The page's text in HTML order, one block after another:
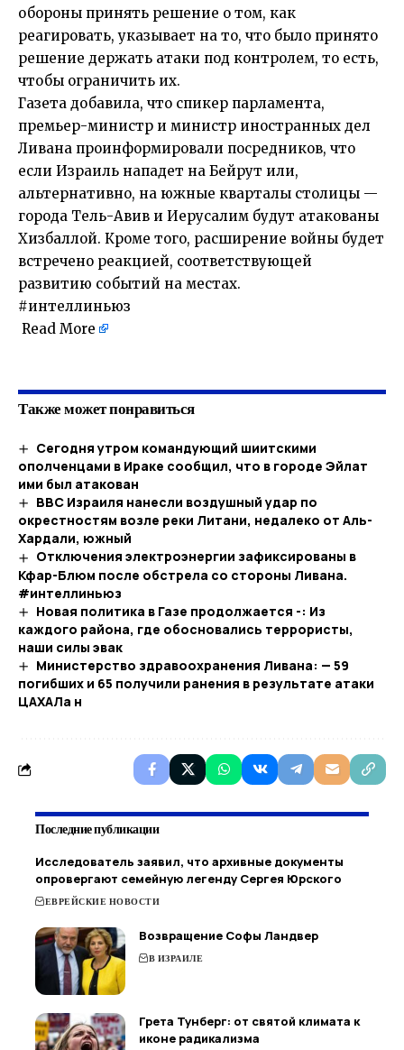
обороны принять решение о том, как
реагировать, указывает на то, что было принято
решение держать атаки под контролем, то есть,
чтобы ограничить их.
Газета добавила, что спикер парламента,
премьер-министр и министр иностранных дел
Ливана проинформировали посредников, что
если Израиль нападет на Бейрут или,
альтернативно, на южные кварталы столицы —
города Тель-Авив и Иерусалим будут атакованы
Хизбаллой. Кроме того, расширение войны будет
встречено реакцией, соответствующей
развитию событий на местах.
#интеллиньюз
Read More
Также может понравиться
Сегодня утром командующий шиитскими
ополченцами в Ираке сообщил, что в городе Эйлат
ими был атакован
ВВС Израиля нанесли воздушный удар по
окрестностям возле реки Литани, недалеко от Аль-
Хардали, южный
Отключения электроэнергии зафиксированы в
Кфар-Блюм после обстрела со стороны Ливана.
#интеллиньюз
Новая политика в Газе продолжается -: Из
каждого района, где обосновались террористы,
наши силы эвак
Министерство здравоохранения Ливана: — 59
погибших и 65 получили ранения в результате атаки
ЦАХАЛа н
Последние публикации
Исследователь заявил, что архивные документы
опровергают семейную легенду Сергея Юрского
ЕВРЕЙСКИЕ НОВОСТИ
Возвращение Софы Ландвер
В ИЗРАИЛЕ
Грета Тунберг: от святой климата к
иконе радикализма